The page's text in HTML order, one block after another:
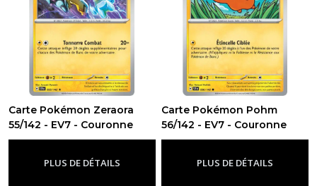
Carte Pokémon Zeraora
55/142 - EV7 - Couronne
Stellaire-Ev7 - Couronne Stellaire
PLUS DE DÉTAILS
Carte Pokémon Pohm
56/142 - EV7 - Couronne
Stellaire-Ev7 - Couronne Stellaire
PLUS DE DÉTAILS